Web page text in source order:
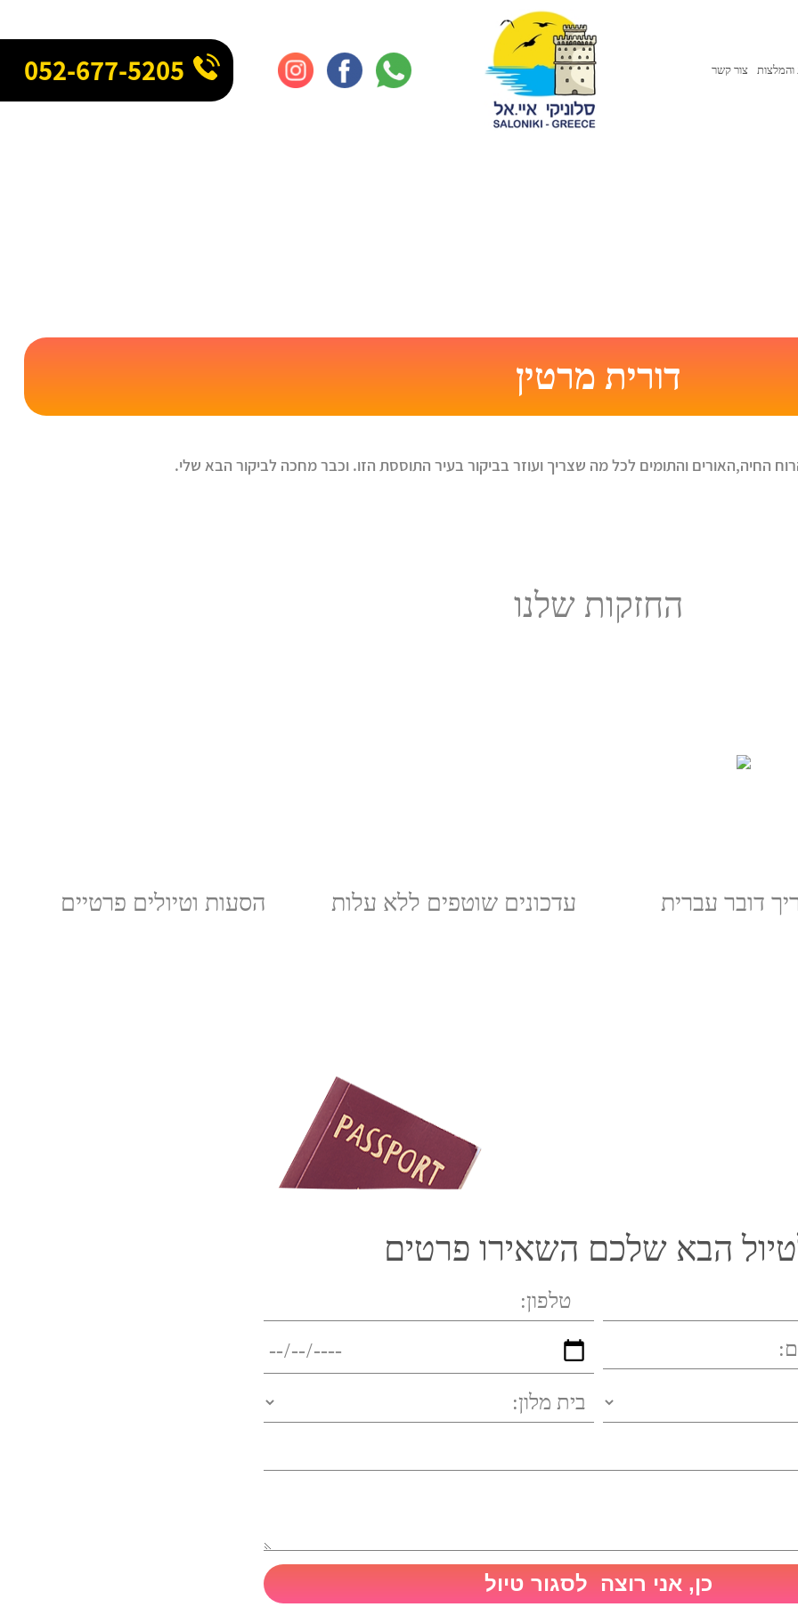
והמלצות צור קשר 052-677-5205
דורית מרטין
החיה,האורים והתומים לכל מה שצריך ועוזר בביקור בעיר התוססת הזו. וכבר מחכה לביקור הבא שלי.
החזקות שלנו
דובר עברית עדכונים שוטפים ללא עלות הסעות וטיולים פרטיים
הבא שלכם השאירו פרטים